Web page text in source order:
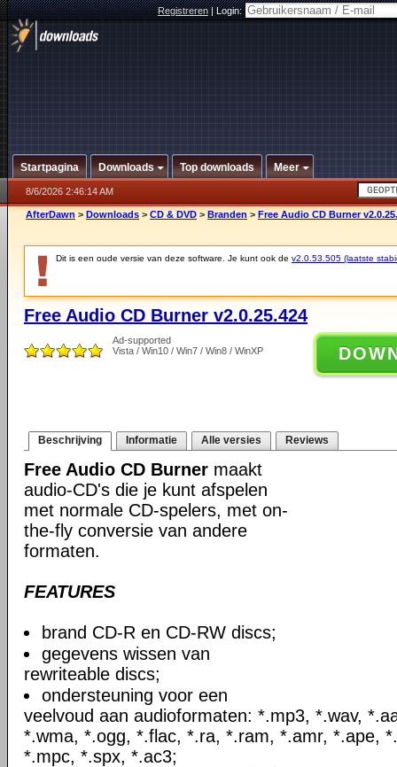
Registreren|Login:
Startpagina Downloads Top downloads Meer
8/6/2026 2:46:14 AM
AfterDawn > Downloads > CD & DVD > Branden > Free Audio CD Burner
Dit is een oude versie van deze software. Je kunt ook de v2.0.53.505 (laatste
Free Audio CD Burner v2.0.25.424
Ad-supported
Vista / Win10 / Win7 / Win8 / WinXP
Beschrijving Informatie Alle versies Reviews
Free Audio CD Burner maakt
audio-CD's die je kunt afspelen
met normale CD-spelers, met on-
the-fly conversie van andere
formaten.
FEATURES
brand CD-R en CD-RW discs;
gegevens wissen van
rewriteable discs;
ondersteuning voor een
veelvoud aan audioformaten: *.mp3, *.wav,
*.wma, *.ogg, *.flac, *.ra, *.ram, *.amr, *.ape,
*.mpc, *.spx, *.ac3;